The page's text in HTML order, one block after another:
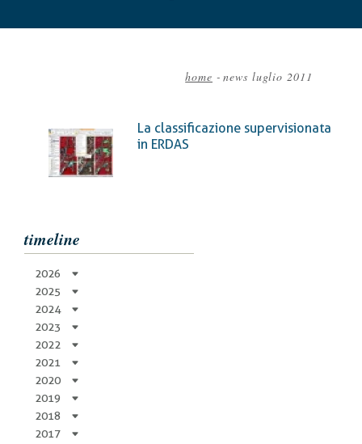
di
pane
home - news luglio 2011
La classificazione supervisionata
in ERDAS
timeline
2026
2025
2024
2023
2022
2021
2020
2019
2018
2017